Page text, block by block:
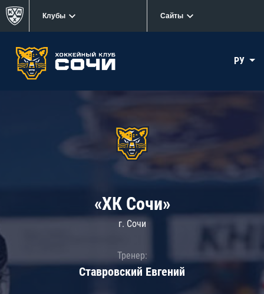
Клубы Сайты
РУ
«ХК Сочи»
г. Сочи
Тренер:
Ставровский Евгений